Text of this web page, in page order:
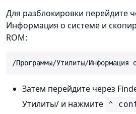
Для разблокировки перейдите
Информация о системе и
ROM:
/Программы/Утилиты/Информация
Затем перейдите через
Утилиты/ и нажмите ⌃